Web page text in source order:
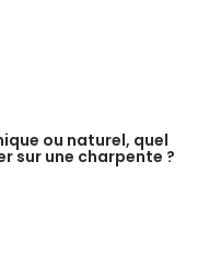
ou naturel, quel
sur une charpente ?